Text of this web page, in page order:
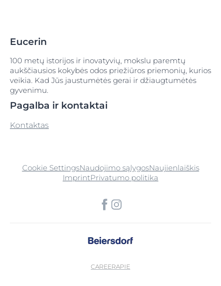
Eucerin
100 metų istorijos ir inovatyvių, mokslu paremtų
aukščiausios kokybės odos priežiūros priemonių, kurios
veikia. Kad Jūs jaustumėtės gerai ir džiaugtumėtės
gyvenimu.
Pagalba ir kontaktai
Kontaktas
Cookie SettingsNaudojimo sąlygosNaujienlaiškis
ImprintPrivatumo politika
CAREERAPIE